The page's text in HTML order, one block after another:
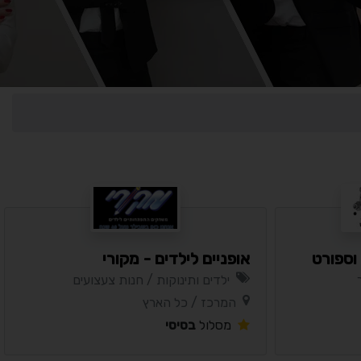
אופניים לילדים - מקורי
ילדים ותינוקות / חנות צעצועים
המרכז / כל הארץ
מסלול בסיסי